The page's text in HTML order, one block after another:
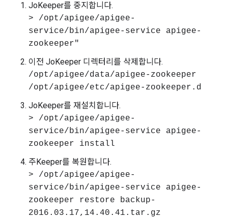
JoKeeper를 중지합니다.
> /opt/apigee/apigee-
service/bin/apigee-service apigee-
zookeeper"
이전 JoKeeper 디렉터리를 삭제합니다.
/opt/apigee/data/apigee-zookeeper
/opt/apigee/etc/apigee-zookeeper.d
JoKeeper를 재설치합니다.
> /opt/apigee/apigee-
service/bin/apigee-service apigee-
zookeeper install
주Keeper를 복원합니다.
> /opt/apigee/apigee-
service/bin/apigee-service apigee-
zookeeper restore backup-
2016.03.17,14.40.41.tar.gz